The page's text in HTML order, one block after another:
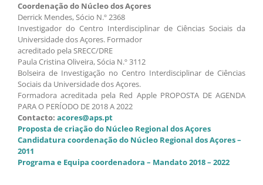
Coordenação do Núcleo dos Açores
Derrick Mendes, Sócio N.º 2368
Investigador do Centro Interdisciplinar de Ciências Sociais da
Universidade dos Açores. Formador
acreditado pela SRECC/DRE
Paula Cristina Oliveira, Sócia N.º 3112
Bolseira de Investigação no Centro Interdisciplinar de Ciências
Sociais da Universidade dos Açores.
Formadora acreditada pela Red Apple PROPOSTA DE AGENDA
PARA O PERÍODO DE 2018 A 2022
Contacto: acores@aps.pt
Proposta de criação do Núcleo Regional dos Açores
Candidatura coordenação do Núcleo Regional dos Açores –
2011
Programa e Equipa coordenadora – Mandato 2018 – 2022